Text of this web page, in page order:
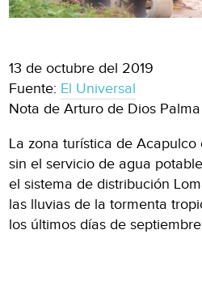
13 de octubre del 2019
Fuente: El Universal
Nota de Arturo de Dios Palma
La zona turística de
sin el servicio de agua
el sistema de distribución
las lluvias de la tormenta
los últimos días de